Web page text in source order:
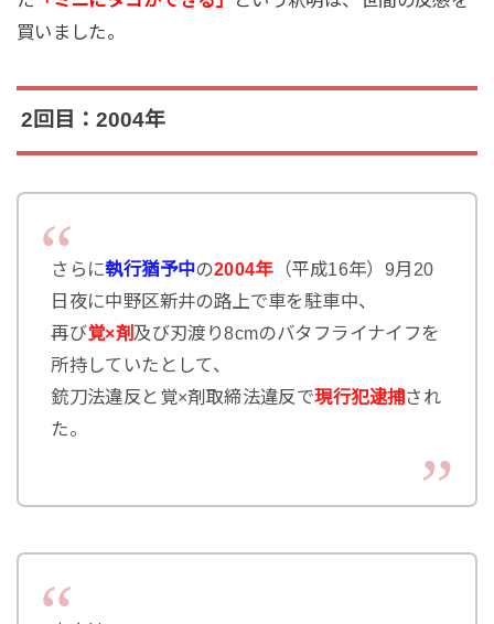
買いました。
2回目：2004年
さらに執行猶予中の2004年（平成16年）9月20
日夜に中野区新井の路上で車を駐車中、
再び覚×剤 及び刃渡り8cmのバタフライナイフを
所持していたとして、
銃刀法違反と覚×剤取締法違反で現行犯逮捕され
た。